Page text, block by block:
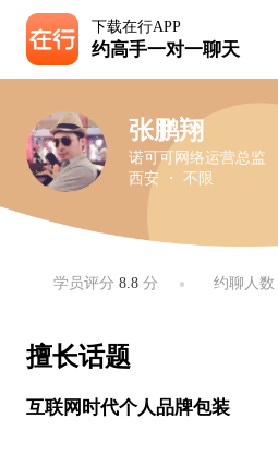
下载在行APP
约高手一对一聊天
张鹏翔
诺可可网络运营总监
西安 ・ 不限
学员评分8.8 分 约聊人数
擅长话题
互联网时代个人品牌包装